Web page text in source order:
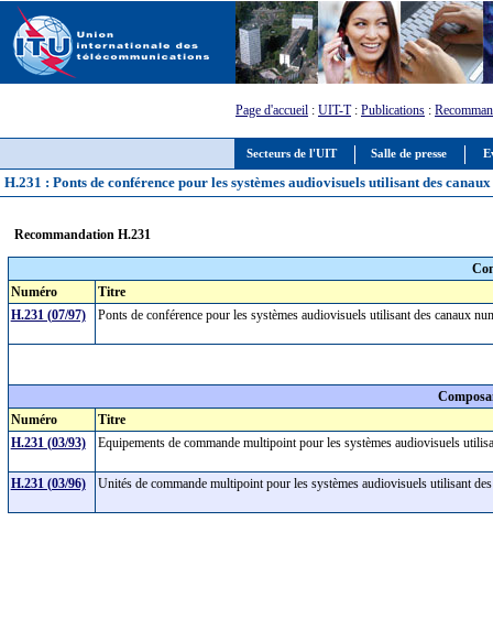
Secteurs de l'UIT Salle de presse
Page d'accueil : UIT-T: Publications :
H.231 : Ponts de conférence pour les systèmes audiovisuels utilisant des
Recommandation H.231
Numéro
Titre
H.231 (07/97)
Ponts de conférence pour les systèmes audiovisuels utilisant des canaux
Numéro
Titre
H.231 (03/93)
Equipements de commande multipoint pour les systèmes audiovisuels
H.231 (03/96) Unités de commande multipoint pour les systèmes audiovisuels utilisant